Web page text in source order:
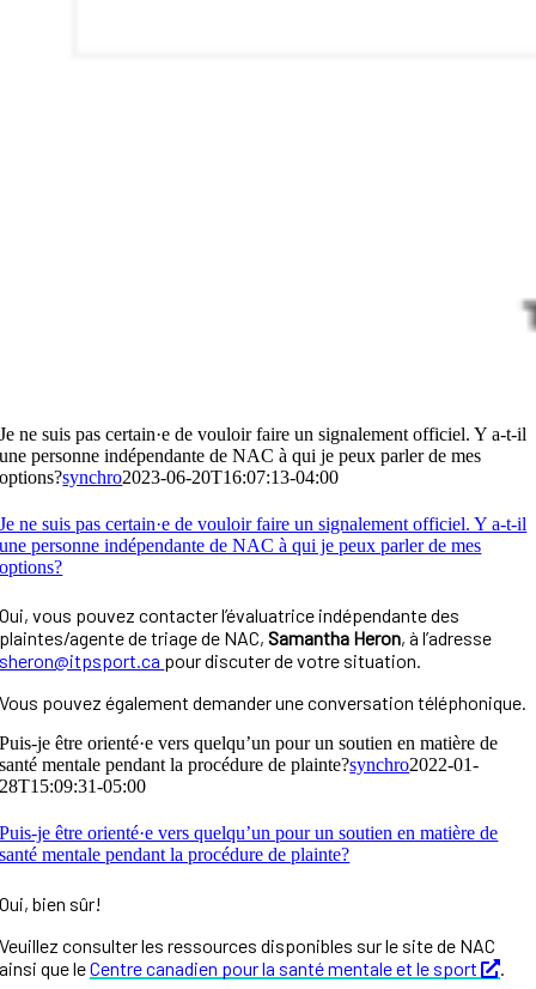
Je ne suis pas certain·e de vouloir faire un signalement officiel. Y a-t-il
une personne indépendante de NAC à qui je peux parler de mes
options?synchro2023-06-20T16:07:13-04:00
Je ne suis pas certain·e de vouloir faire un signalement officiel. Y a-t-il
une personne indépendante de NAC à qui je peux parler de mes
options?
Oui, vous pouvez contacter l’évaluatrice indépendante des
plaintes/agente de triage de NAC,Samantha Heron, à l’adresse
sheron@itpsport.ca pour discuter de votre situation.
Vous pouvez également demander une conversation téléphonique.
Puis-je être orienté·e vers quelqu’un pour un soutien en matière de
santé mentale pendant la procédure de plainte?synchro2022-01-
28T15:09:31-05:00
Puis-je être orienté·e vers quelqu’un pour un soutien en matière de
santé mentale pendant la procédure de plainte?
Oui, bien sûr!
Veuillez consulter les ressources disponibles sur le site de NAC
ainsi que leCentre canadien pour la santé mentale et le sport